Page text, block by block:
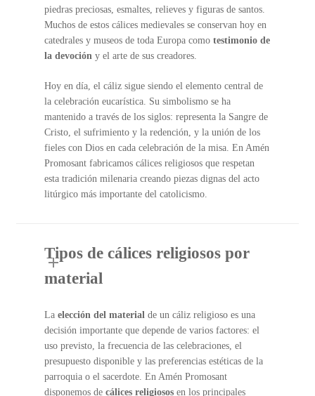
piedras preciosas, esmaltes, relieves y figuras de santos.
Muchos de estos cálices medievales se conservan hoy en
catedrales y museos de toda Europa como testimonio de
la devoción y el arte de sus creadores.
Hoy en día, el cáliz sigue siendo el elemento central de
la celebración eucarística. Su simbolismo se ha
mantenido a través de los siglos: representa la Sangre de
Cristo, el sufrimiento y la redención, y la unión de los
fieles con Dios en cada celebración de la misa. En Amén
Promosant fabricamos cálices religiosos que respetan
esta tradición milenaria creando piezas dignas del acto
litúrgico más importante del catolicismo.
Tipos de cálices religiosos por
material
La elección del material de un cáliz religioso es una
decisión importante que depende de varios factores: el
uso previsto, la frecuencia de las celebraciones, el
presupuesto disponible y las preferencias estéticas de la
parroquia o el sacerdote. En Amén Promosant
disponemos de cálices religiosos en los principales